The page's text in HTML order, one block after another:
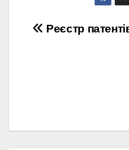
Навігація
Реєстр